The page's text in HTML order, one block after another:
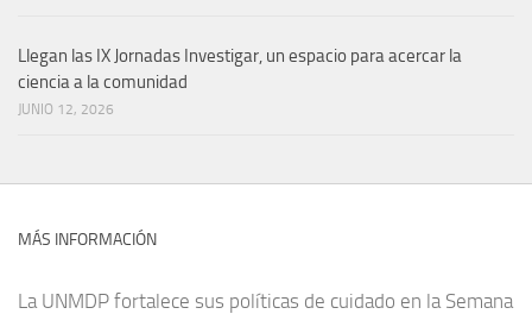
Llegan las IX Jornadas Investigar, un espacio para acercar la
ciencia a la comunidad
JUNIO 12, 2026
MÁS INFORMACIÓN
La UNMDP fortalece sus políticas de cuidado en la Semana